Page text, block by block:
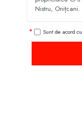
Sunt de acord cu